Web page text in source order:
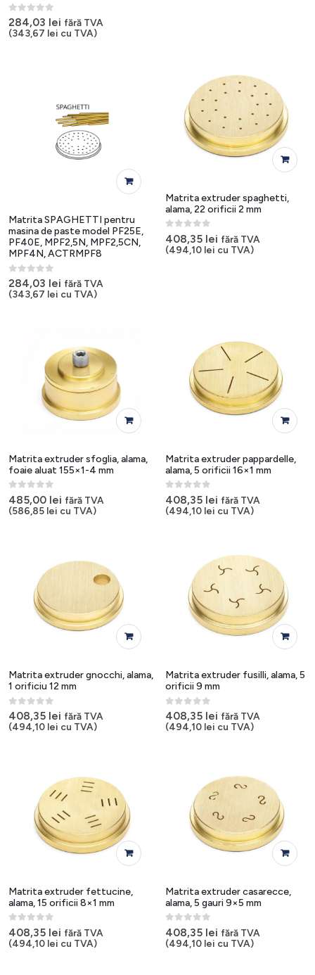
0out of 5
284,03 lei fără TVA
(343,67 lei cu TVA)
Matrita SPAGHETTI pentru
masina de paste model PF25E,
PF40E, MPF2,5N, MPF2,5CN,
MPF4N, ACTRMPF8
0out of 5
284,03 lei fără TVA
(343,67 lei cu TVA)
Matrita extruder spaghetti,
alama, 22 orificii 2 mm
0out of 5
408,35 lei fără TVA
(494,10 lei cu TVA)
Matrita extruder sfoglia, alama,
foaie aluat 155×1-4 mm
0out of 5
485,00 lei fără TVA
(586,85 lei cu TVA)
Matrita extruder pappardelle,
alama, 5 orificii 16×1 mm
0out of 5
408,35 lei fără TVA
(494,10 lei cu TVA)
Matrita extruder gnocchi, alama,
1 orificiu 12 mm
0out of 5
408,35 lei fără TVA
(494,10 lei cu TVA)
Matrita extruder fusilli, alama, 5
orificii 9 mm
0out of 5
408,35 lei fără TVA
(494,10 lei cu TVA)
Matrita extruder fettucine,
alama, 15 orificii 8×1 mm
0out of 5
408,35 lei fără TVA
(494,10 lei cu TVA)
Matrita extruder casarecce,
alama, 5 gauri 9×5 mm
0out of 5
408,35 lei fără TVA
(494,10 lei cu TVA)